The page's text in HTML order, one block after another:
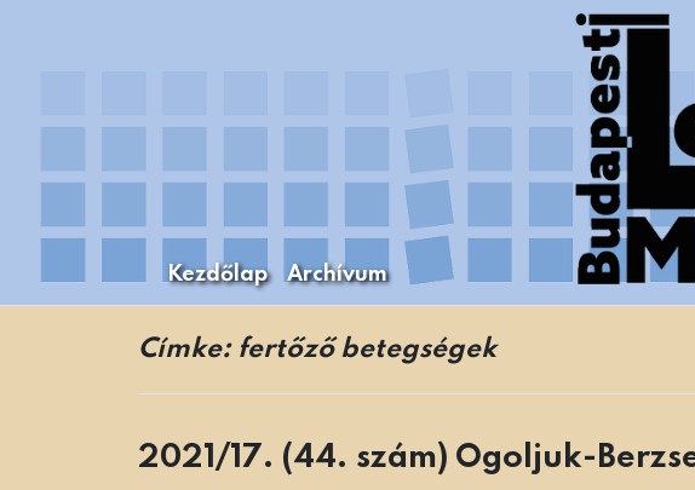
Levéltári Mozaikok
A Budapesti Levéltári Mozaikok Budapest Főváros
Kezdőlap Archívum
Címke: fertőző betegségek
2021/17. (44. szám) Ogoljuk-